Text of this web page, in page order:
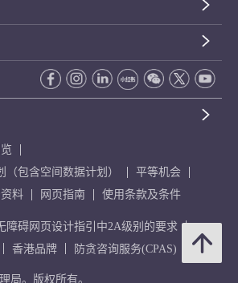
包含空间数据计划）
平等机会
料 网页指南 使用条款及条件
障碍网页设计指引中2A级别的要求
香港品牌 防贪咨询服务(CPAS)
局。版权所有。